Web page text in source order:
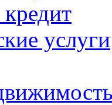
услуги